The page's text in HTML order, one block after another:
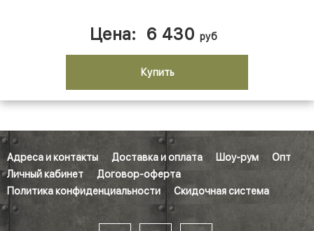
Цена: 6 430 руб
Купить
Адреса и контакты Доставка и оплата Шоу-рум
Опт
Личный кабинет
Договор-оферта
Политика конфиденциальности
Скидочная система